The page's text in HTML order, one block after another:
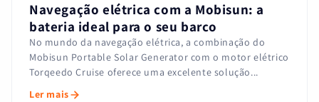
Navegação elétrica com a Mobisun: a
bateria ideal para o seu barco
No mundo da navegação elétrica, a combinação do
Mobisun Portable Solar Generator com o motor elétrico
Torqeedo Cruise oferece uma excelente solução...
Ler mais